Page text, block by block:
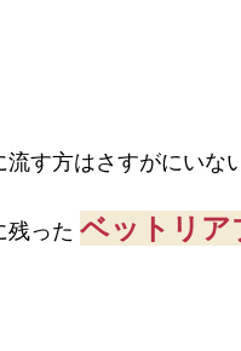
す方はさすがにいな
残った ベットリア